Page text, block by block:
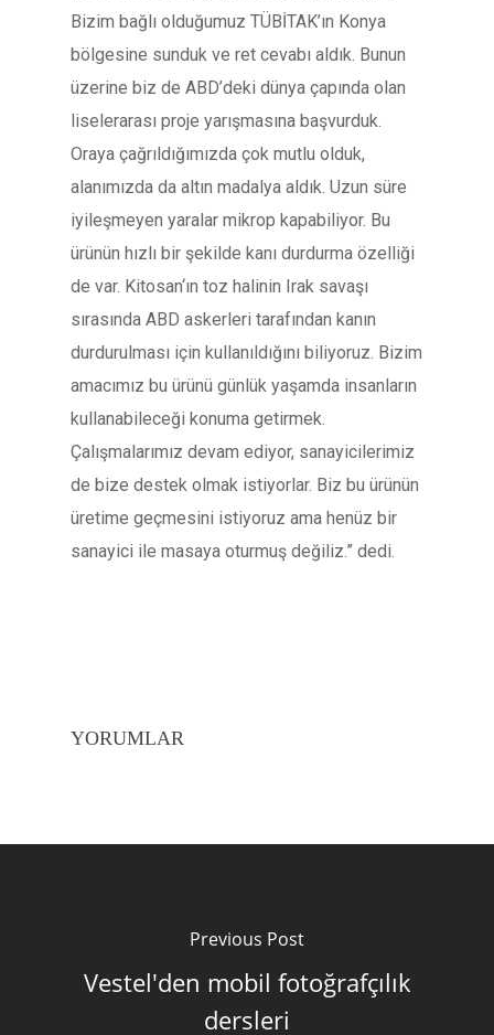
Bizim bağlı olduğumuz TÜBİTAK’ın Konya
bölgesine sunduk ve ret cevabı aldık. Bunun
üzerine biz de ABD’deki dünya çapında olan
liselerarası proje yarışmasına başvurduk.
Oraya çağrıldığımızda çok mutlu olduk,
alanımızda da altın madalya aldık. Uzun süre
iyileşmeyen yaralar mikrop kapabiliyor. Bu
ürünün hızlı bir şekilde kanı durdurma özelliği
de var. Kitosan‘ın toz halinin Irak savaşı
sırasında ABD askerleri tarafından kanın
durdurulması için kullanıldığını biliyoruz. Bizim
amacımız bu ürünü günlük yaşamda insanların
kullanabileceği konuma getirmek.
Çalışmalarımız devam ediyor, sanayicilerimiz
de bize destek olmak istiyorlar. Biz bu ürünün
üretime geçmesini istiyoruz ama henüz bir
sanayici ile masaya oturmuş değiliz.” dedi.
YORUMLAR
Previous Post
Vestel'den mobil fotoğrafçılık
dersleri